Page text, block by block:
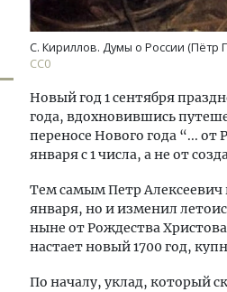
С. Кириллов. Думы о России (Пётр
СС0
Новый год 1 сентября
года, вдохновившись
переносе Нового года “... от
января с 1 числа, а не от
Тем самым Петр Алексеевич
января, но и изменил
ныне от Рождества Христова
настает новый 1700 год,
По началу, уклад, который